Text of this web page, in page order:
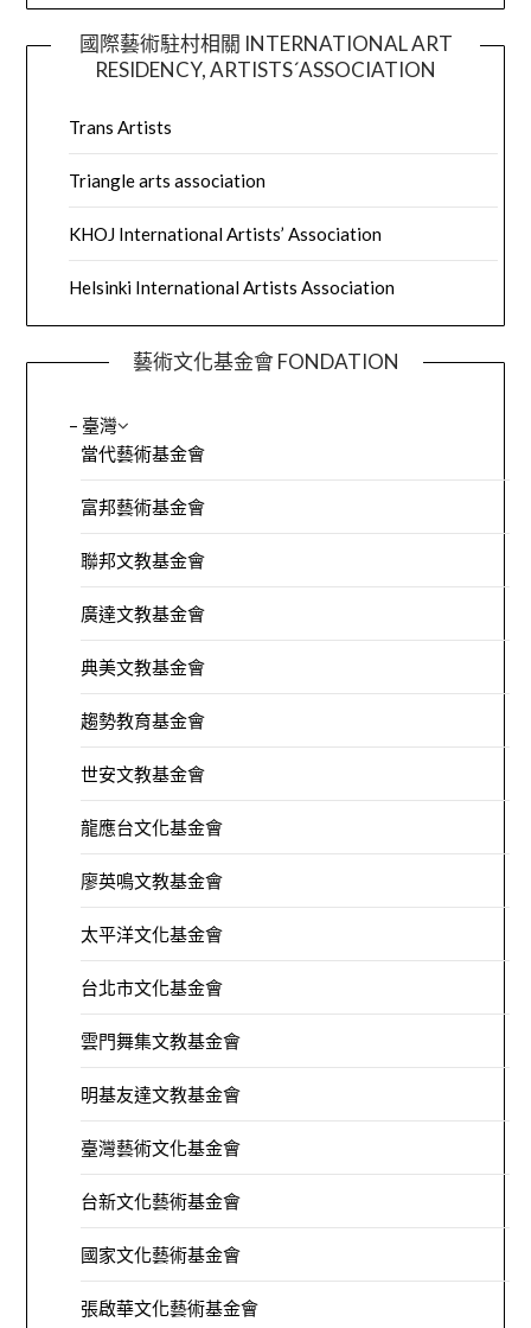
國際藝術駐村相關 INTERNATIONAL ART
RESIDENCY, ARTISTS´ASSOCIATION
Trans Artists
Triangle arts association
KHOJ International Artists’ Association
Helsinki International Artists Association
藝術文化基金會 FONDATION
– 臺灣
當代藝術基金會
富邦藝術基金會
聯邦文教基金會
廣達文教基金會
典美文教基金會
趨勢教育基金會
世安文教基金會
龍應台文化基金會
廖英鳴文教基金會
太平洋文化基金會
台北市文化基金會
雲門舞集文教基金會
明基友達文教基金會
臺灣藝術文化基金會
台新文化藝術基金會
國家文化藝術基金會
張啟華文化藝術基金會